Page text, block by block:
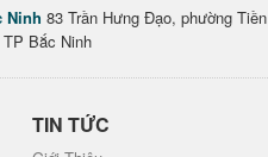
Ninh 83 Trần Hưng Đạo, phường Tiền
Bắc Ninh
TIN TỨC